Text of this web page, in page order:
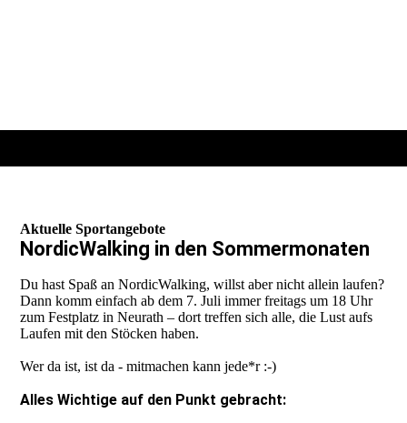
Aktuelle Sportangebote
NordicWalking in den Sommermonaten
Du hast Spaß an NordicWalking, willst aber nicht allein laufen?
Dann komm einfach ab dem 7. Juli immer freitags um 18 Uhr
zum Festplatz in Neurath – dort treffen sich alle, die Lust aufs
Laufen mit den Stöcken haben.
Wer da ist, ist da - mitmachen kann jede*r :-)
Alles Wichtige auf den Punkt gebracht: